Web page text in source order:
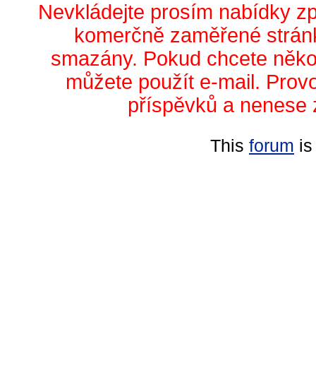
Nevkládejte prosím nabídky
komerčně zaměřené
smazány. Pokud chcete
můžete použít e-mail.
příspěvků a nenese
This forum